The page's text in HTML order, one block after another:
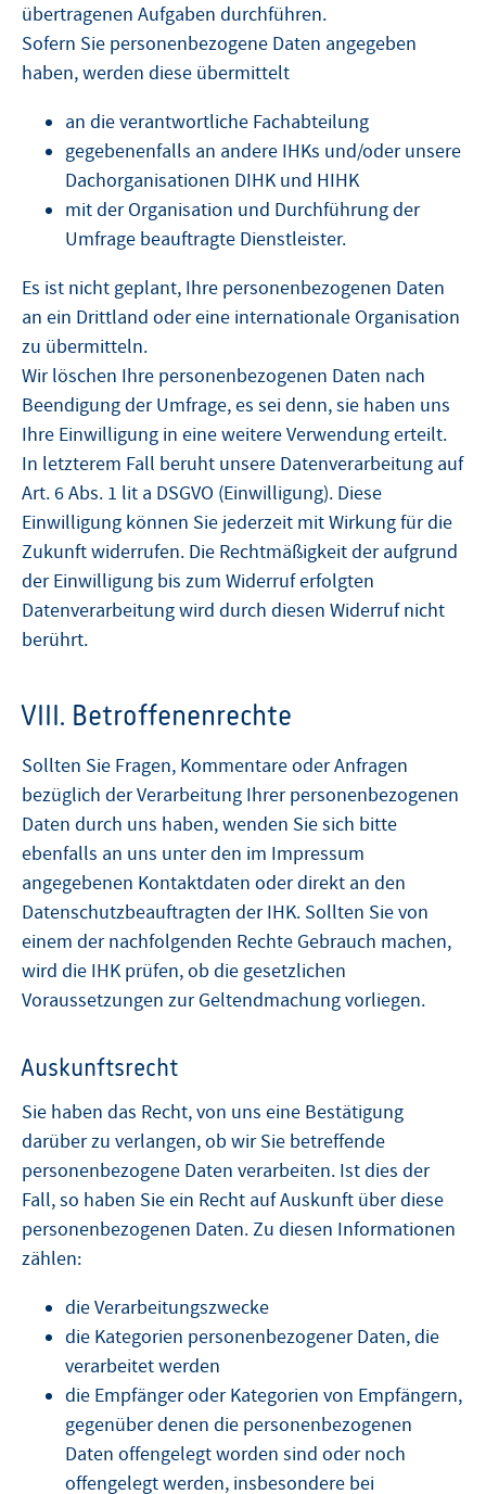
übertragenen Aufgaben durchführen.
Sofern Sie personenbezogene Daten angegeben
haben, werden diese übermittelt
an die verantwortliche Fachabteilung
gegebenenfalls an andere IHKs und/oder unsere
Dachorganisationen DIHK und HIHK
mit der Organisation und Durchführung der
Umfrage beauftragte Dienstleister.
Es ist nicht geplant, Ihre personenbezogenen Daten
an ein Drittland oder eine internationale Organisation
zu übermitteln.
Wir löschen Ihre personenbezogenen Daten nach
Beendigung der Umfrage, es sei denn, sie haben uns
Ihre Einwilligung in eine weitere Verwendung erteilt.
In letzterem Fall beruht unsere Datenverarbeitung auf
Art. 6 Abs. 1 lit a DSGVO (Einwilligung). Diese
Einwilligung können Sie jederzeit mit Wirkung für die
Zukunft widerrufen. Die Rechtmäßigkeit der aufgrund
der Einwilligung bis zum Widerruf erfolgten
Datenverarbeitung wird durch diesen Widerruf nicht
berührt.
VIII. Betroffenenrechte
Sollten Sie Fragen, Kommentare oder Anfragen
bezüglich der Verarbeitung Ihrer personenbezogenen
Daten durch uns haben, wenden Sie sich bitte
ebenfalls an uns unter den im Impressum
angegebenen Kontaktdaten oder direkt an den
Datenschutzbeauftragten der IHK. Sollten Sie von
einem der nachfolgenden Rechte Gebrauch machen,
wird die IHK prüfen, ob die gesetzlichen
Voraussetzungen zur Geltendmachung vorliegen.
Auskunftsrecht
Sie haben das Recht, von uns eine Bestätigung
darüber zu verlangen, ob wir Sie betreffende
personenbezogene Daten verarbeiten. Ist dies der
Fall, so haben Sie ein Recht auf Auskunft über diese
personenbezogenen Daten. Zu diesen Informationen
zählen:
die Verarbeitungszwecke
die Kategorien personenbezogener Daten, die
verarbeitet werden
die Empfänger oder Kategorien von Empfängern,
gegenüber denen die personenbezogenen
Daten offengelegt worden sind oder noch
offengelegt werden, insbesondere bei